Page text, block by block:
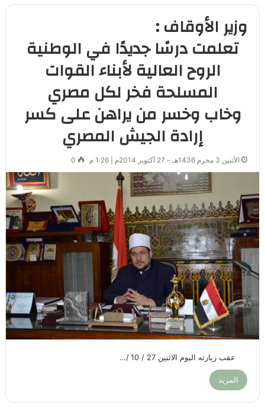
وزير الأوقاف :
تعلمت درسًا جديدًا في الوطنية
الروح العالية لأبناء القوات
المسلحة فخر لكل مصري
وخاب وخسر من يراهن على كسر
إرادة الجيش المصري
الأثنين 3 محرم 1436هـ - 27 أكتوبر 2014م | 1:26 م 0
عقب زيارته اليوم الاثنين 27 / 10 /…
المزيد